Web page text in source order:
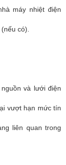
máy nhiệt điện
có).
và lưới điện
vượt hạn mức tín
liên quan trong